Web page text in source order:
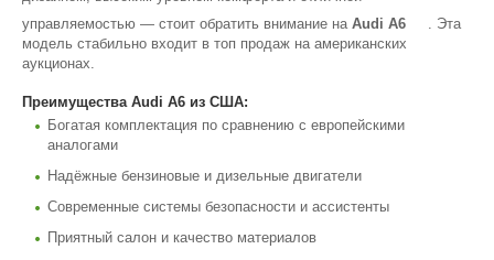
управляемостью — стоит обратить внимание на Audi A6
. Эта
модель стабильно входит в топ продаж на американских
аукционах.
Преимущества Audi A6 из США:
Богатая комплектация по сравнению с европейскими
аналогами
Надёжные бензиновые и дизельные двигатели
Современные системы безопасности и ассистенты
Приятный салон и качество материалов